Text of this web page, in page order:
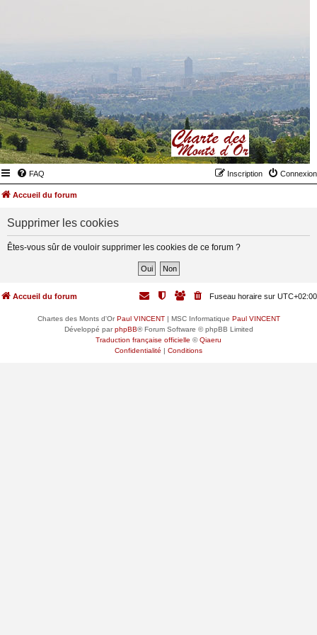
FAQ Connexion
Inscription
Accueil du forum
Supprimer les cookies
Êtes-vous sûr de vouloir supprimer les cookies de ce forum ?
Accueil du forum Fuseau horaire sur UTC+02:00
Chartes des Monts d'OrPaul VINCENT| MSC Informatique Paul VINCENT
Développé parphpBB® Forum Software © phpBB Limited
Traduction française officielle ©Qiaeru
Confidentialité | Conditions